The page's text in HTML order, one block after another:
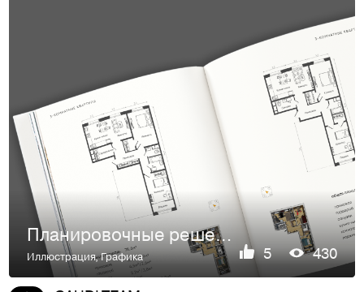
Планировочные решения для ЖК «Вместе»
Иллюстрация,Графика 5 430